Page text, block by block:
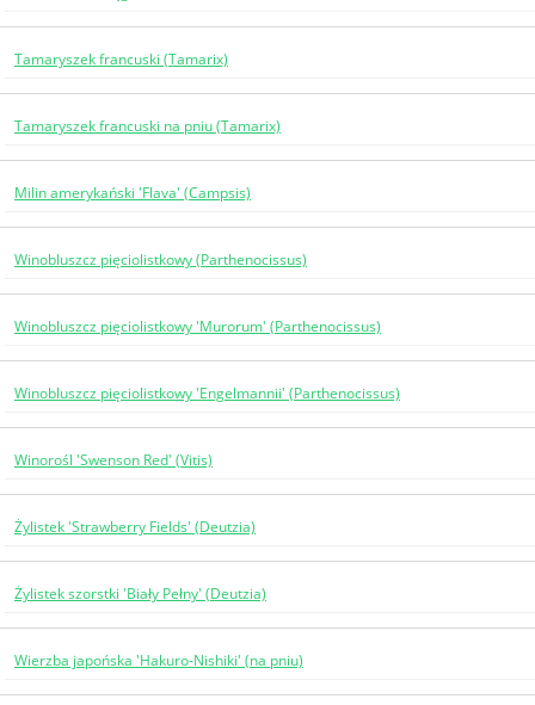
Tamaryszek francuski (Tamarix)
Tamaryszek francuski na pniu (Tamarix)
Milin amerykański 'Flava' (Campsis)
Winobluszcz pięciolistkowy (Parthenocissus)
Winobluszcz pięciolistkowy 'Murorum' (Parthenocissus)
Winobluszcz pięciolistkowy 'Engelmannii' (Parthenocissus)
Winorośl 'Swenson Red' (Vitis)
Żylistek 'Strawberry Fields' (Deutzia)
Żylistek szorstki 'Biały Pełny' (Deutzia)
Wierzba japońska 'Hakuro-Nishiki' (na pniu)